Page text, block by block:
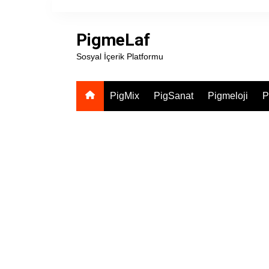
PigmeLaf
Sosyal İçerik Platformu
PigMix PigSanat Pigmeloji